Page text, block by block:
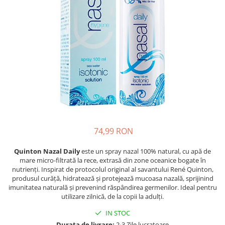
Piele, păr & unghii
Tranzit intestinal
Colesterol & tensiune
Sănătatea copiilor
Performanta sportiva
Îngrijirea Tenului
Geluri de curățare
Balsam buze
Îngrijirea Corpului
Creme de corp
Loțiuni
Curcumin (Turmeric)
Ginkgo biloba
Ginseng
Glucozamina
74,99 RON
Quinton Nazal Dailyeste un spray nazal 100% natural, cu apă de
mare micro-filtrată la rece, extrasă din zone oceanice bogate în
nutrienți. Inspirat de protocolul original al savantului René Quinton,
produsul curăță, hidratează și protejează mucoasa nazală, sprijinind
imunitatea naturală și prevenind răspândirea germenilor. Ideal pentru
utilizare zilnică, de la copii la adulți.
IN STOC